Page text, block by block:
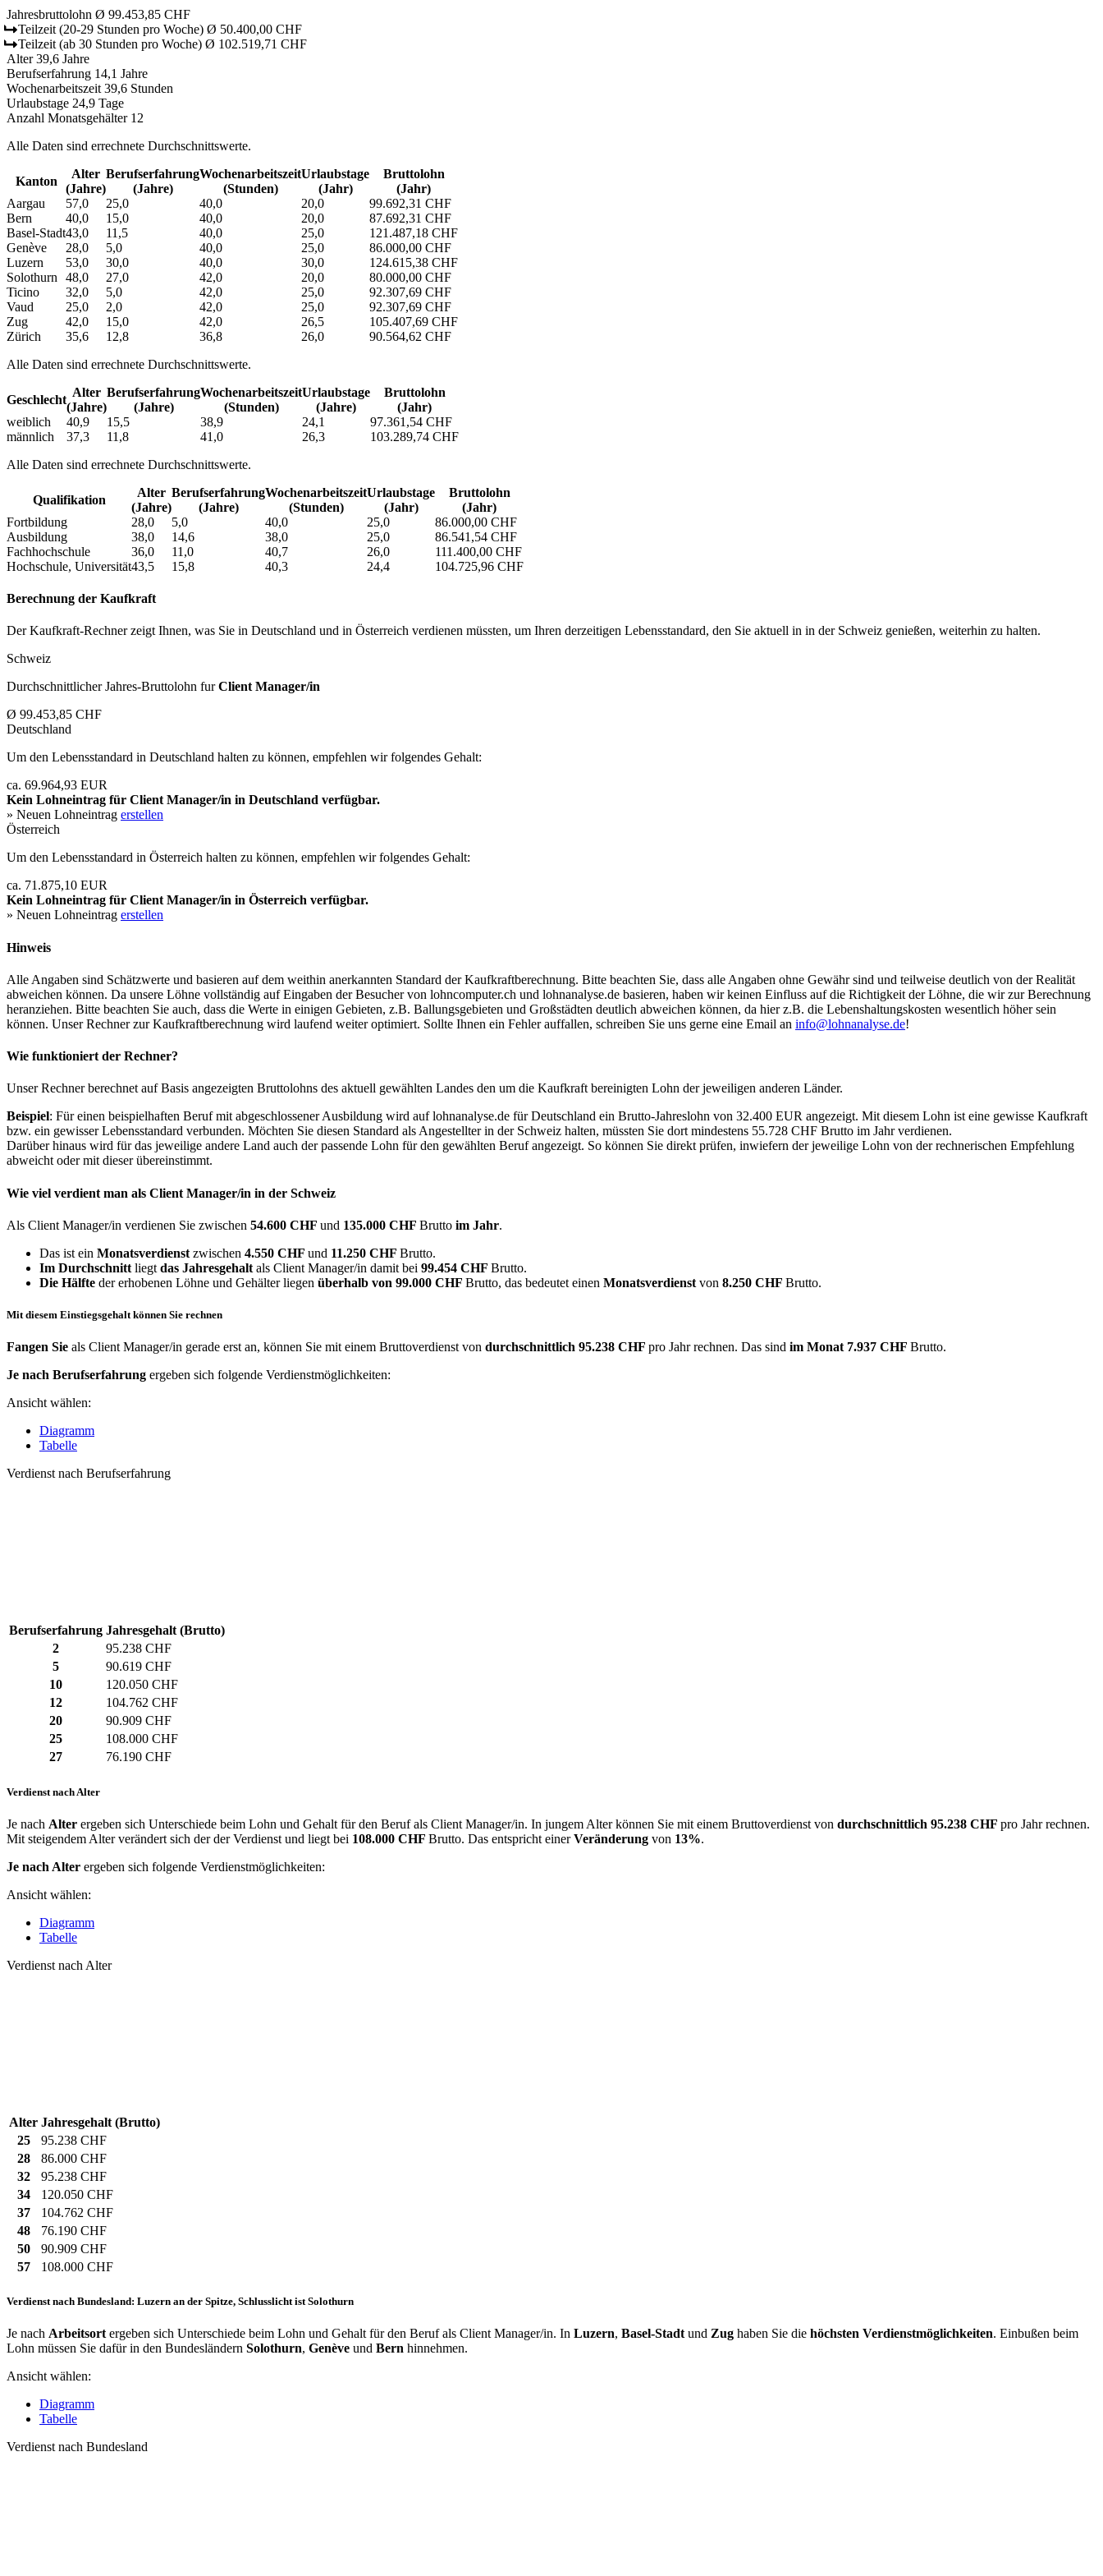
Jahresbruttolohn Ø 99.453,85 CHF
Teilzeit (20-29 Stunden pro Woche) Ø 50.400,00 CHF
Teilzeit (ab 30 Stunden pro Woche) Ø 102.519,71 CHF
Alter 39,6 Jahre
Berufserfahrung 14,1 Jahre
Wochenarbeitszeit 39,6 Stunden
Urlaubstage 24,9 Tage
Anzahl Monatsgehälter 12
Alle Daten sind errechnete Durchschnittswerte.
Kanton
Alter
(Jahre)
Berufs­erfahrung
(Jahre)
Wochen­arbeitszeit
(Stunden)
Urlaubs­tage
(Jahr)
Bruttolohn
(Jahr)
Aargau
57,0 25,0 40,0 20,0
99.692,31 CHF
Bern
40,0 15,0 40,0 20,0
87.692,31 CHF
Basel-Stadt43,0 11,5 40,0 25,0
121.487,18 CHF
Genève
28,0 5,0 40,0 25,0
86.000,00 CHF
Luzern
53,0 30,0 40,0 30,0
124.615,38 CHF
Solothurn
48,0 27,0 42,0 20,0
80.000,00 CHF
Ticino
32,0 5,0 42,0 25,0
92.307,69 CHF
Vaud
25,0 2,0 42,0 25,0
92.307,69 CHF
Zug
42,0 15,0 42,0 26,5
105.407,69 CHF
Zürich
35,6 12,8 36,8 26,0
90.564,62 CHF
Alle Daten sind errechnete Durchschnittswerte.
Geschlecht
Alter
(Jahre)
Berufs­erfahrung
(Jahre)
Wochen­arbeitszeit
(Stunden)
Urlaubs­tage
(Jahre)
Bruttolohn
(Jahr)
weiblich
40,9 15,5 38,9 24,1
97.361,54 CHF
männlich
37,3 11,8 41,0 26,3
103.289,74 CHF
Alle Daten sind errechnete Durchschnittswerte.
Qualifikation
Alter
(Jahre)
Berufs­erfahrung
(Jahre)
Wochen­arbeitszeit
(Stunden)
Urlaubs­tage
(Jahr)
Bruttolohn
(Jahr)
Fortbildung
28,0 5,0 40,0 25,0
86.000,00 CHF
Ausbildung
38,0 14,6 38,0 25,0
86.541,54 CHF
Fachhochschule
36,0 11,0 40,7 26,0
111.400,00 CHF
Hochschule, Universität43,5 15,8 40,3 24,4 104.725,96 CHF
Berechnung der Kaufkraft
Der Kaufkraft-Rechner zeigt Ihnen, was Sie in Deutschland und in Österreich verdienen müssten, um Ihren derzeitigen Lebensstandard, den Sie aktuell in in der Schweiz genießen, weiterhin zu halten.
Schweiz
Durchschnittlicher Jahres-Bruttolohn furClient Manager/in
Ø 99.453,85 CHF
Deutschland
Um den Lebensstandard in Deutschland halten zu können, empfehlen wir folgendes Gehalt:
ca. 69.964,93 EUR
Kein Lohneintrag für Client Manager/in in Deutschland verfügbar.
» Neuen Lohneintrag erstellen
Österreich
Um den Lebensstandard in Österreich halten zu können, empfehlen wir folgendes Gehalt:
ca. 71.875,10 EUR
Kein Lohneintrag für Client Manager/in in Österreich verfügbar.
» Neuen Lohneintrag erstellen
Hinweis
Alle Angaben sind Schätzwerte und basieren auf dem weithin anerkannten Standard der Kaufkraftberechnung. Bitte beachten Sie, dass alle Angaben ohne Gewähr sind und teilweise deutlich von der Realität
abweichen können. Da unsere Löhne vollständig auf Eingaben der Besucher von lohncomputer.ch und lohnanalyse.de basieren, haben wir keinen Einfluss auf die Richtigkeit der Löhne, die wir zur Berechnung
heranziehen. Bitte beachten Sie auch, dass die Werte in einigen Gebieten, z.B. Ballungsgebieten und Großstädten deutlich abweichen können, da hier z.B. die Lebenshaltungskosten wesentlich höher sein
können. Unser Rechner zur Kaufkraftberechnung wird laufend weiter optimiert. Sollte Ihnen ein Fehler auffallen, schreiben Sie uns gerne eine Email an info@lohnanalyse.de!
Wie funktioniert der Rechner?
Unser Rechner berechnet auf Basis angezeigten Bruttolohns des aktuell gewählten Landes den um die Kaufkraft bereinigten Lohn der jeweiligen anderen Länder.
Beispiel: Für einen beispielhaften Beruf mit abgeschlossener Ausbildung wird auf lohnanalyse.de für Deutschland ein Brutto-Jahreslohn von 32.400 EUR angezeigt. Mit diesem Lohn ist eine gewisse Kaufkraft
bzw. ein gewisser Lebensstandard verbunden. Möchten Sie diesen Standard als Angestellter in der Schweiz halten, müssten Sie dort mindestens 55.728 CHF Brutto im Jahr verdienen.
Darüber hinaus wird für das jeweilige andere Land auch der passende Lohn für den gewählten Beruf angezeigt. So können Sie direkt prüfen, inwiefern der jeweilige Lohn von der rechnerischen Empfehlung
abweicht oder mit dieser übereinstimmt.
Wie viel verdient man als Client Manager/in in der Schweiz
Als Client Manager/in verdienen Sie zwischen 54.600 CHF und 135.000 CHF Brutto im Jahr.
Das ist ein Monatsverdienst zwischen 4.550 CHF und 11.250 CHF Brutto.
Im Durchschnitt liegt das Jahresgehalt als Client Manager/in damit bei 99.454 CHF Brutto.
Die Hälfte der erhobenen Löhne und Gehälter liegen überhalb von 99.000 CHF Brutto, das bedeutet einen Monatsverdienst von 8.250 CHF Brutto.
Mit diesem Einstiegsgehalt können Sie rechnen
Fangen Sie als Client Manager/in gerade erst an, können Sie mit einem Bruttoverdienst von durchschnittlich 95.238 CHF pro Jahr rechnen. Das sind im Monat 7.937 CHF Brutto.
Je nach Berufserfahrung ergeben sich folgende Verdienstmöglichkeiten:
Ansicht wählen:
Diagramm
Tabelle
Verdienst nach Berufserfahrung
Berufserfahrung Jahresgehalt (Brutto)
2
95.238 CHF
5
90.619 CHF
10
120.050 CHF
12
104.762 CHF
20
90.909 CHF
25
108.000 CHF
27
76.190 CHF
Verdienst nach Alter
Je nach Alter ergeben sich Unterschiede beim Lohn und Gehalt für den Beruf als Client Manager/in. In jungem Alter können Sie mit einem Bruttoverdienst von durchschnittlich 95.238 CHF pro Jahr rechnen.
Mit steigendem Alter verändert sich der der Verdienst und liegt bei 108.000 CHF Brutto. Das entspricht einerVeränderung von 13%.
Je nach Alter ergeben sich folgende Verdienstmöglichkeiten:
Ansicht wählen:
Diagramm
Tabelle
Verdienst nach Alter
Alter Jahresgehalt (Brutto)
25
95.238 CHF
28
86.000 CHF
32
95.238 CHF
34
120.050 CHF
37
104.762 CHF
48
76.190 CHF
50
90.909 CHF
57
108.000 CHF
Verdienst nach Bundesland: Luzern an der Spitze, Schlusslicht ist Solothurn
Je nach Arbeitsort ergeben sich Unterschiede beim Lohn und Gehalt für den Beruf als Client Manager/in. In Luzern, Basel-Stadt und Zug haben Sie die höchsten Verdienstmöglichkeiten. Einbußen beim
Lohn müssen Sie dafür in den Bundesländern Solothurn, Genève und Bern hinnehmen.
Ansicht wählen:
Diagramm
Tabelle
Verdienst nach Bundesland